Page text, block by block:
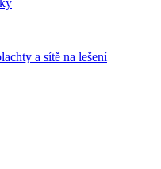
a sítě na lešení